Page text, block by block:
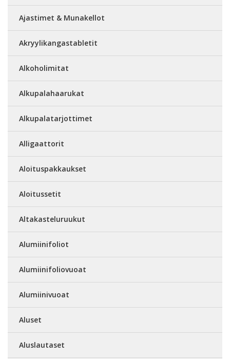
Ajastimet & Munakellot
Akryylikangastabletit
Alkoholimitat
Alkupalahaarukat
Alkupalatarjottimet
Alligaattorit
Aloituspakkaukset
Aloitussetit
Altakasteluruukut
Alumiinifoliot
Alumiinifoliovuoat
Alumiinivuoat
Aluset
Aluslautaset